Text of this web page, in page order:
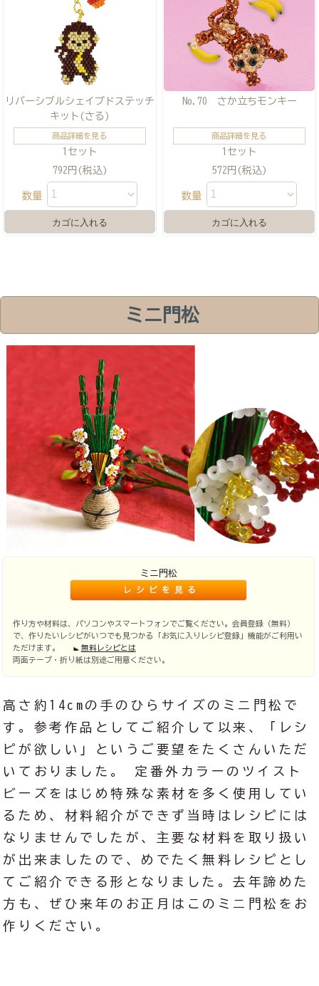
リバーシブルシェイプドステッチ
キット(さる)
商品詳細を見る
1セット
792円(税込)
数量
No.70 さか立ちモンキー
商品詳細を見る
1セット
572円(税込)
数量
ミニ門松
ミニ門松
作り方や材料は、パソコンやスマートフォンでご覧ください。会員登録（無料）
で、作りたいレシピがいつでも見つかる「お気に入りレシピ登録」機能がご利用い
ただけます。
無料レシピとは
両面テープ・折り紙は別途ご用意ください。
高さ約14cmの手のひらサイズのミニ門松で
す。参考作品としてご紹介して以来、「レシ
ピが欲しい」というご要望をたくさんいただ
いておりました。 定番外カラーのツイスト
ビーズをはじめ特殊な素材を多く使用してい
るため、材料紹介ができず当時はレシピには
なりませんでしたが、主要な材料を取り扱い
が出来ましたので、めでたく無料レシピとし
てご紹介できる形となりました。去年諦めた
方も、ぜひ来年のお正月はこのミニ門松をお
作りください。